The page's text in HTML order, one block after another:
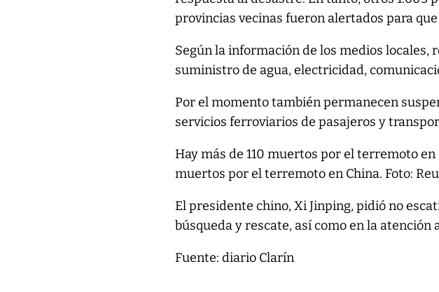
provincias vecinas fueron alertados para
Según la información de los medios locales,
suministro de agua, electricidad,
Por el momento también permanecen
servicios ferroviarios de pasajeros y
Hay más de 110 muertos por el terremoto en
muertos por el terremoto en China. Foto:
El presidente chino, Xi Jinping, pidió no
búsqueda y rescate, así como en la atención
Fuente: diario Clarín